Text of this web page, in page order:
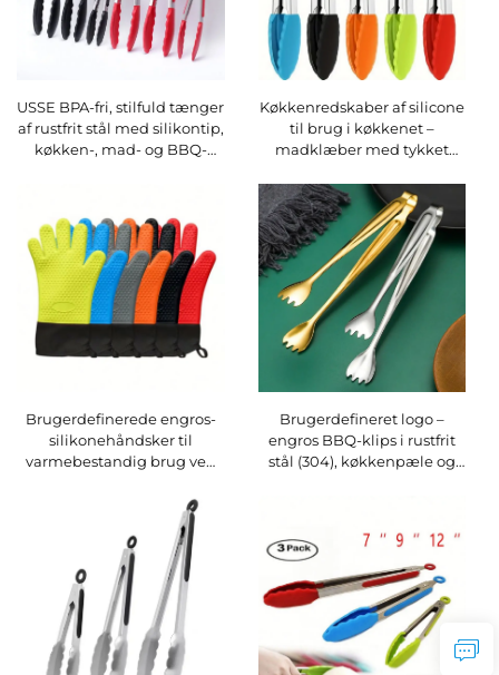
USSE BPA-fri, stilfuld tænger
af rustfrit stål med silikontip,
køkken-, mad- og BBQ-
Køkkenredskaber af silicone
til brug i køkkenet –
madklæber med tykket
grill, madklæber af rustfrit
stål
Brugerdefinerede engros-
silikonehåndsker til
varmebestandig brug ved
mikrobølgeovn og ovn –
varmebestandige handsker
Brugerdefineret logo –
engros BBQ-klips i rustfrit
stål (304), køkkenpæle og